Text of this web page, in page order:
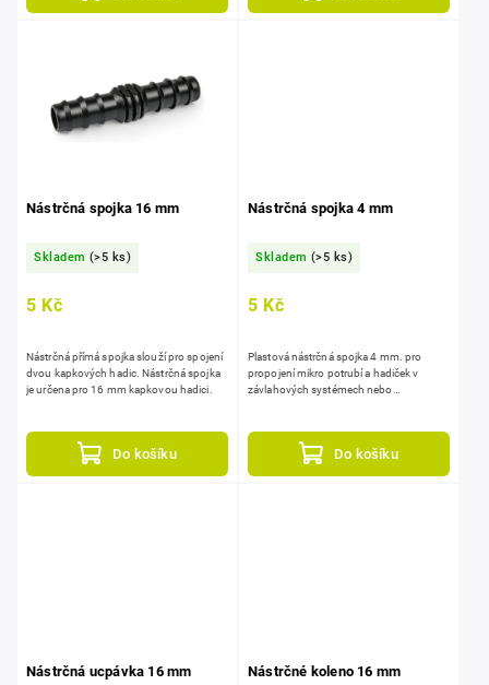
Nástrčná spojka 16 mm
Skladem (>5 ks)
5 Kč
Do košíku
Nástrčná přímá spojka slouží pro spojení
dvou kapkových hadic. Nástrčná spojka
je určena pro 16 mm kapkovou hadici.
Nástrčná spojka 4 mm
Skladem (>5 ks)
5 Kč
Do košíku
Plastová nástrčná spojka 4 mm. pro
propojení mikro potrubí a hadiček v
závlahových systémech nebo
Nástrčná ucpávka 16 mm Nástrčné koleno 16 mm